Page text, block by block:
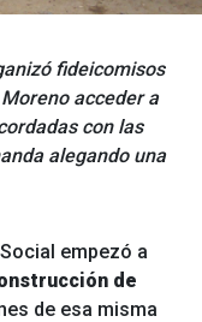
fideicomisos
acceder a
con las
alegando una
empezó a
de
de esa misma